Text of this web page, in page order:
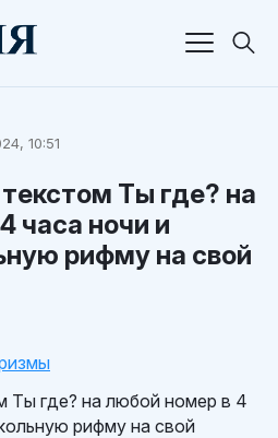
10:51
Ты где? на
часа ночи и
рифму на свой
Ты где? на любой номер в 4
рифму на свой